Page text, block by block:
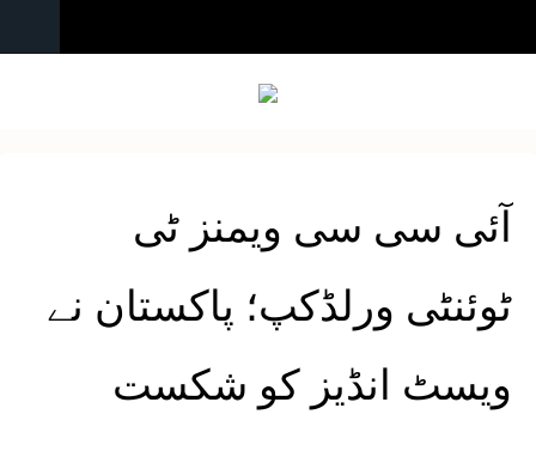
آئی سی سی ویمنز ٹی
ٹوئنٹی ورلڈکپ؛ پاکستان نے
ویسٹ انڈیز کو شکست